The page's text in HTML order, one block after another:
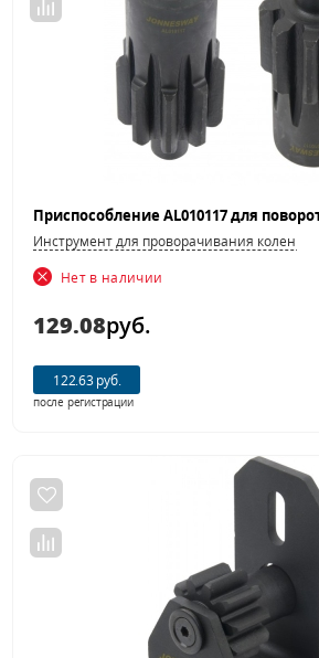
Инструмент для проворачивания коленвала
Нет в наличии
129.08руб.
122.63 руб.
после регистрации